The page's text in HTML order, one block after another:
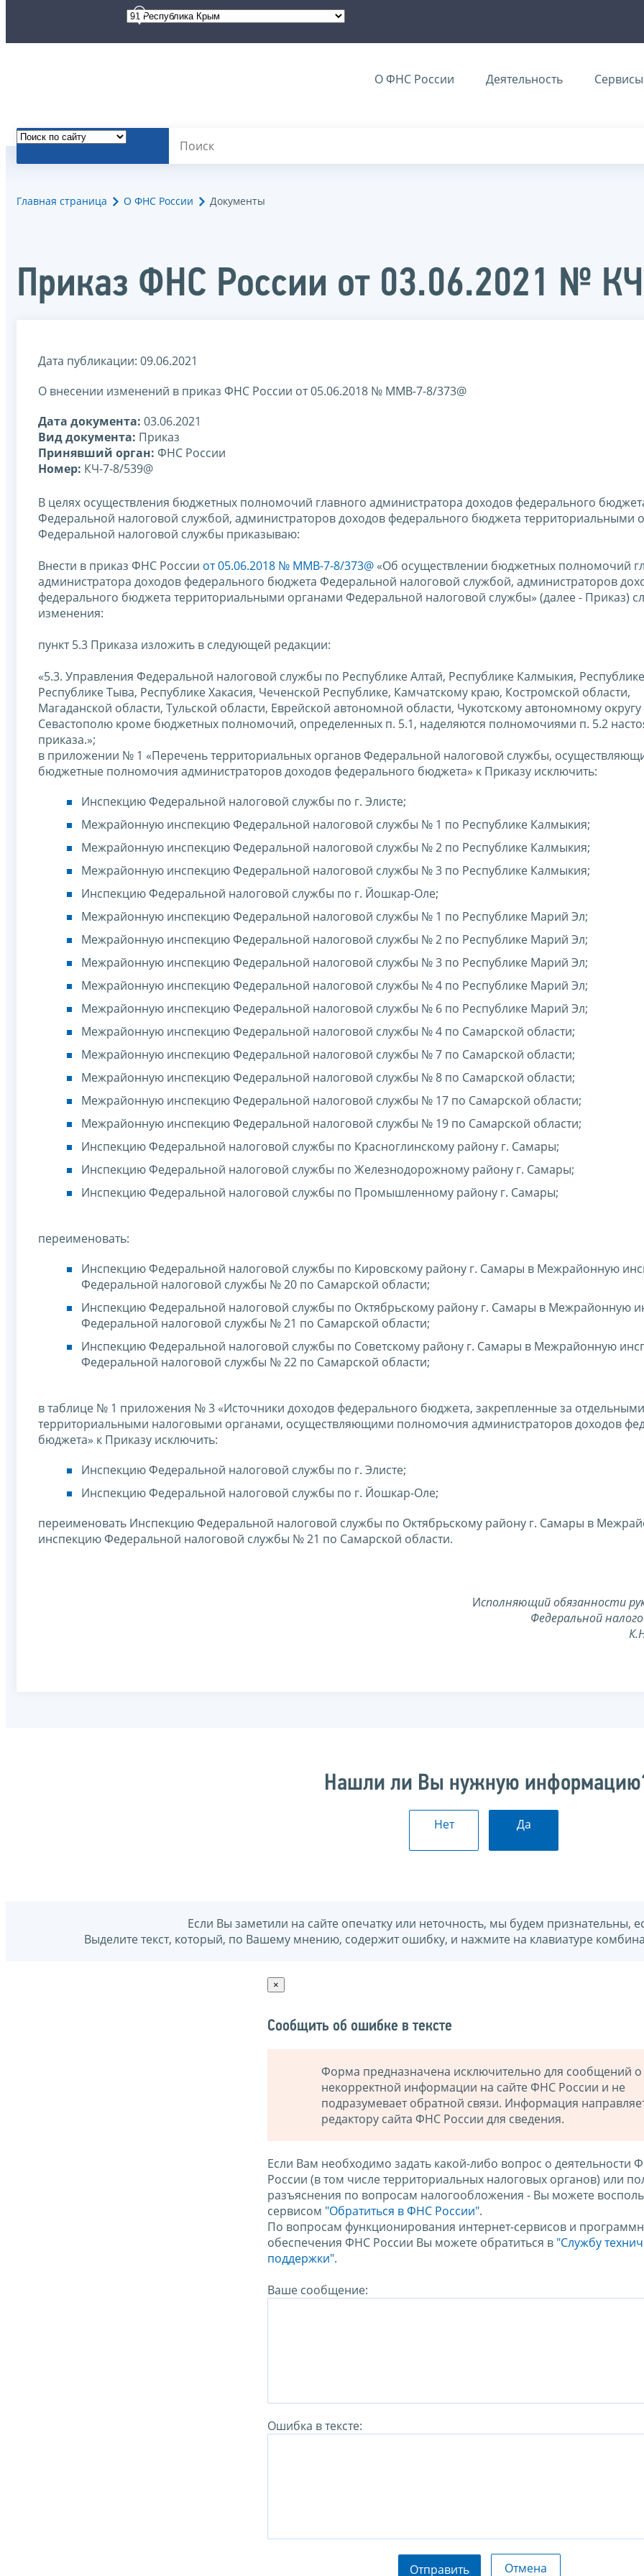
О ФНС России Деятельность Сервисы
Главная страница О ФНС России Документы
Приказ ФНС России от 03.06.2021 №
Дата публикации: 09.06.2021
О внесении изменений в приказ ФНС России от 05.06.2018 № ММВ-7-8/373@
Дата документа: 03.06.2021
Вид документа: Приказ
Принявший орган: ФНС России
Номер: КЧ-7-8/539@
В целях осуществления бюджетных полномочий главного администратора доходов федерального
Федеральной налоговой службой, администраторов доходов федерального бюджета территориальными
Федеральной налоговой службы приказываю:
Внести в приказ ФНС России от 05.06.2018 № ММВ-7-8/373@ «Об осуществлении бюджетных полномочий
администратора доходов федерального бюджета Федеральной налоговой службой, администраторов
федерального бюджета территориальными органами Федеральной налоговой службы» (далее - Приказ)
изменения:
пункт 5.3 Приказа изложить в следующей редакции:
«5.3. Управления Федеральной налоговой службы по Республике Алтай, Республике Калмыкия,
Республике Тыва, Республике Хакасия, Чеченской Республике, Камчатскому краю, Костромской области,
Магаданской области, Тульской области, Еврейской автономной области, Чукотскому автономному округу
Севастополю кроме бюджетных полномочий, определенных п. 5.1, наделяются полномочиями п. 5.2
приказа.»;
в приложении № 1 «Перечень территориальных органов Федеральной налоговой службы,
бюджетные полномочия администраторов доходов федерального бюджета» к Приказу исключить:
Инспекцию Федеральной налоговой службы по г. Элисте;
Межрайонную инспекцию Федеральной налоговой службы № 1 по Республике Калмыкия;
Межрайонную инспекцию Федеральной налоговой службы № 2 по Республике Калмыкия;
Межрайонную инспекцию Федеральной налоговой службы № 3 по Республике Калмыкия;
Инспекцию Федеральной налоговой службы по г. Йошкар-Оле;
Межрайонную инспекцию Федеральной налоговой службы № 1 по Республике Марий Эл;
Межрайонную инспекцию Федеральной налоговой службы № 2 по Республике Марий Эл;
Межрайонную инспекцию Федеральной налоговой службы № 3 по Республике Марий Эл;
Межрайонную инспекцию Федеральной налоговой службы № 4 по Республике Марий Эл;
Межрайонную инспекцию Федеральной налоговой службы № 6 по Республике Марий Эл;
Межрайонную инспекцию Федеральной налоговой службы № 4 по Самарской области;
Межрайонную инспекцию Федеральной налоговой службы № 7 по Самарской области;
Межрайонную инспекцию Федеральной налоговой службы № 8 по Самарской области;
Межрайонную инспекцию Федеральной налоговой службы № 17 по Самарской области;
Межрайонную инспекцию Федеральной налоговой службы № 19 по Самарской области;
Инспекцию Федеральной налоговой службы по Красноглинскому району г. Самары;
Инспекцию Федеральной налоговой службы по Железнодорожному району г. Самары;
Инспекцию Федеральной налоговой службы по Промышленному району г. Самары;
переименовать:
Инспекцию Федеральной налоговой службы по Кировскому району г. Самары в Межрайонную
Федеральной налоговой службы № 20 по Самарской области;
Инспекцию Федеральной налоговой службы по Октябрьскому району г. Самары в Межрайонную
Федеральной налоговой службы № 21 по Самарской области;
Инспекцию Федеральной налоговой службы по Советскому району г. Самары в Межрайонную
Федеральной налоговой службы № 22 по Самарской области;
в таблице № 1 приложения № 3 «Источники доходов федерального бюджета, закрепленные за отдельными
территориальными налоговыми органами, осуществляющими полномочия администраторов доходов
бюджета» к Приказу исключить:
Инспекцию Федеральной налоговой службы по г. Элисте;
Инспекцию Федеральной налоговой службы по г. Йошкар-Оле;
переименовать Инспекцию Федеральной налоговой службы по Октябрьскому району г. Самары в
инспекцию Федеральной налоговой службы № 21 по Самарской области.
Исполняющий обязанности
Федеральной
Нашли ли Вы нужную
Нет Да
Если Вы заметили на сайте опечатку или неточность, мы будем признательны,
Выделите текст, который, по Вашему мнению, содержит ошибку, и нажмите на клавиатуре
×
Сообщить об ошибке в тексте
Форма предназначена исключительно для сообщений о
некорректной информации на сайте ФНС России и не
подразумевает обратной связи. Информация
редактору сайта ФНС России для сведения.
Если Вам необходимо задать какой-либо вопрос о деятельности
России (в том числе территориальных налоговых органов) или
разъяснения по вопросам налогообложения - Вы можете
сервисом "Обратиться в ФНС России".
По вопросам функционирования интернет-сервисов и
обеспечения ФНС России Вы можете обратиться в "Службу
поддержки".
Ваше сообщение:
Ошибка в тексте:
Отправить Отмена